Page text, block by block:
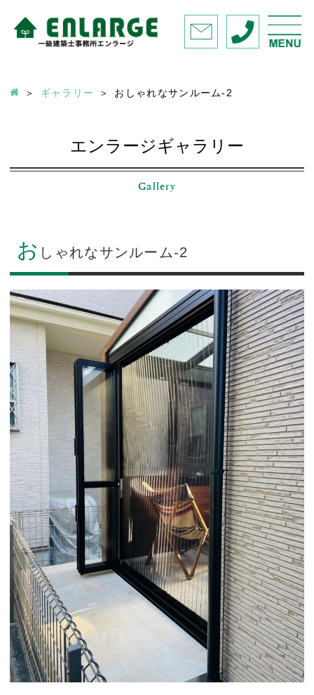
ギャラリー おしゃれなサンルーム-2
エンラージギャラリー
Gallery
お しゃれなサンルーム-2